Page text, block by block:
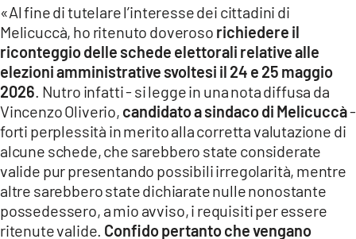
LACPLAY.IT
LACTV.IT
LACONAIR.IT
LACITYMAG.IT
ILREGGINO.IT
COSENZACHANNEL.IT
ILVIBONESE.IT
«Al fine di tutelare l’interesse dei cittadini di
Melicuccà, ho ritenuto doveroso richiedere il
riconteggio delle schede elettorali relative alle
elezioni amministrative svoltesi il 24 e 25 maggio
2026 . Nutro infatti - si legge in una nota diffusa da
Vincenzo Oliverio, candidato a sindaco di Melicuccà-
forti perplessità in merito alla corretta valutazione di
alcune schede, che sarebbero state considerate
valide pur presentando possibili irregolarità, mentre
altre sarebbero state dichiarate nulle nonostante
possedessero, a mio avviso, i requisiti per essere
ritenute valide. Confido pertanto che vengano